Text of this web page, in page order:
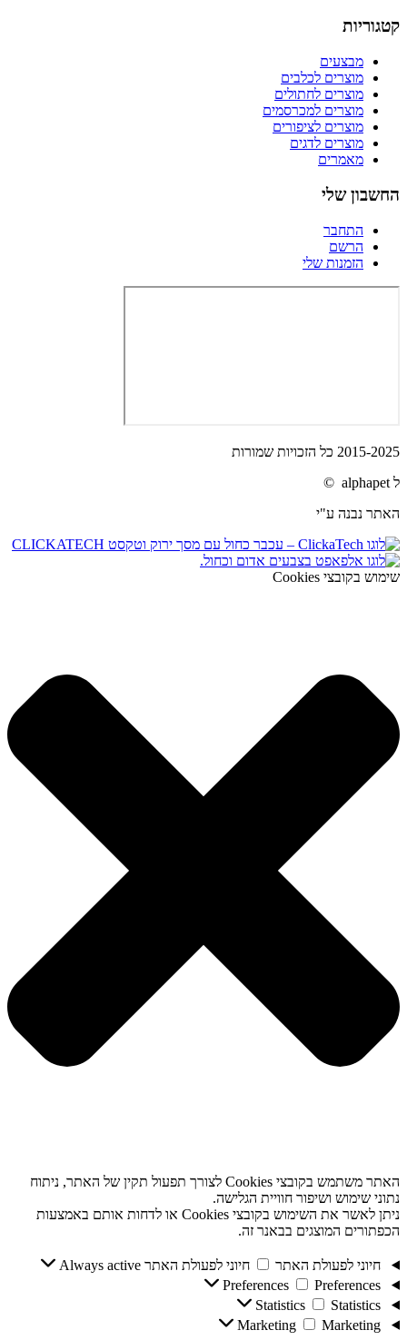
קטגוריות
מבצעים
מוצרים לכלבים
מוצרים לחתולים
מוצרים למכרסמים
מוצרים לציפורים
מוצרים לדגים
מאמרים
החשבון שלי
התחבר
הרשם
הזמנות שלי
2015-2025 כל הזכויות שמורות
ל alphapet ©
האתר נבנה ע"י
שימוש בקובצי Cookies
האתר משתמש בקובצי Cookies לצורך תפעול תקין של האתר, ניתוח
נתוני שימוש ושיפור חוויית הגלישה.
ניתן לאשר את השימוש בקובצי Cookies או לדחות אותם באמצעות
הכפתורים המוצגים בבאנר זה.
חיוני לפעולת האתר חיוני לפעולת האתר Always active
Preferences
Preferences
Statistics
Statistics
Marketing
Marketing